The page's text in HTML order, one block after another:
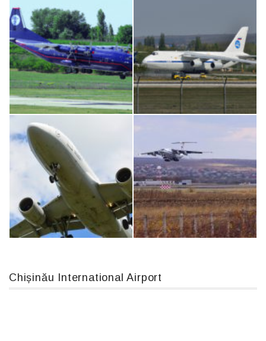
Boeing 737 MAX 8, TC-LCC
An12, UR-CGV An124, RA-82013
Chișinău International Airport